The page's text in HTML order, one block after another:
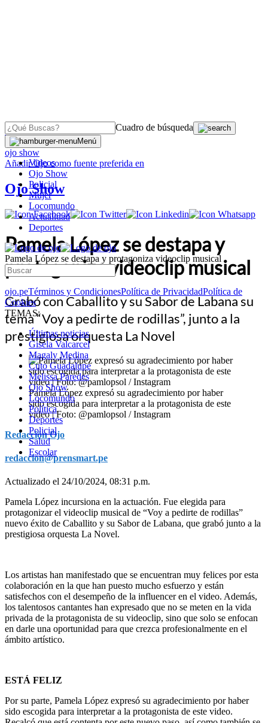
Cuadro de búsqueda
Menú
Videos
Ojo Show
Policial
Mujer
Locomundo
Actualidad
Deportes
Pamela López se destapa y protagoniza videoclip musical
ojo.peTérminos y CondicionesPolítica de PrivacidadPolítica de
Cookies
TEMAS:
Últimas noticias
Gisela Valcarcel
Magaly Medina
Cuto Guadalupe
Melissa Paredes
Ojo Show
Locomundo
Política
Deportes
Policial
Salud
Escolar
OJO
ojo show
AñadirOjocomo fuente preferida en
Ojo Show
Pamela López se destapa y
protagoniza videoclip musical
Grabó con Caballito y su Sabor de Labana su
tema “Voy a pedirte de rodillas”, junto a la
prestigiosa orquesta La Novel
Pamela López expresó su agradecimiento por haber
sido escogida para interpretar a la protagonista de este
video | Foto: @pamlopsol / Instagram
Redacción Ojo
redaccion@prensmart.pe
Actualizado el 24/10/2024, 08:31 p.m.
Pamela López incursiona en la actuación. Fue elegida para
protagonizar el videoclip musical de “Voy a pedirte de rodillas”
nuevo éxito de Caballito y su Sabor de Labana, que grabó junto a la
prestigiosa orquesta La Novel.
Los artistas han manifestado que se encuentran muy felices por esta
colaboración en la que han puesto mucho esfuerzo y están
satisfechos con el desempeño de la influencer en el video. Además,
los talentosos cantantes han expresado que no se meten en la vida
privada de la protagonista de su videoclip, sino que solo se enfocan
en darle una oportunidad para que crezca profesionalmente en el
ámbito artístico.
ESTÁ FELIZ
Por su parte, Pamela López expresó su agradecimiento por haber
sido escogida para interpretar a la protagonista de este video.